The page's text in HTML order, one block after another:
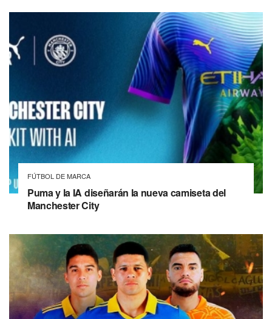
FÚTBOL DE MARCA
Puma y la IA diseñarán la nueva camiseta del
Manchester City